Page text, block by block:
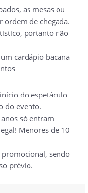
as mesas ou
ordem de chegada.
portanto não
cardápio bacana
do espetáculo.
do evento.
anos só entram
Menores de 10
sendo
prévio.